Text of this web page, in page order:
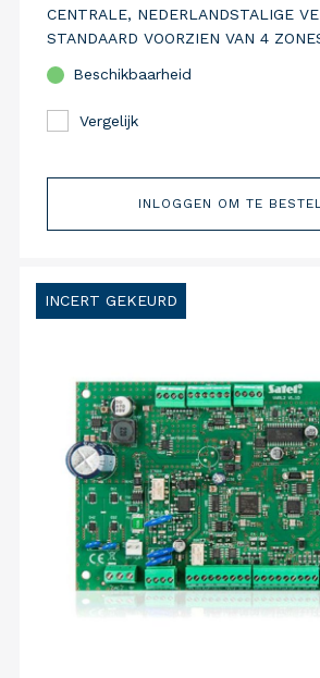
CENTRALE, NEDERLANDSTALIGE
STANDAARD VOORZIEN VAN 4
VOORZIEN VAN PSTN EN IP
Beschikbaarheid
Vergelijk
INLOGGEN OM TE
INCERT GEKEURD